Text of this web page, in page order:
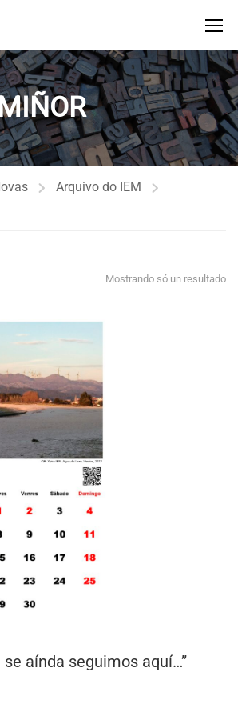
Arquivo do IEM
Mostrando só un resultado
aínda seguimos aquí…”